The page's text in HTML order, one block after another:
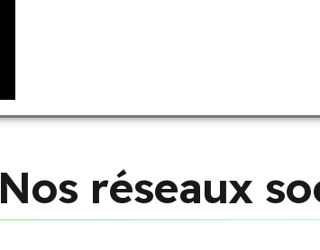
Nos réseaux so